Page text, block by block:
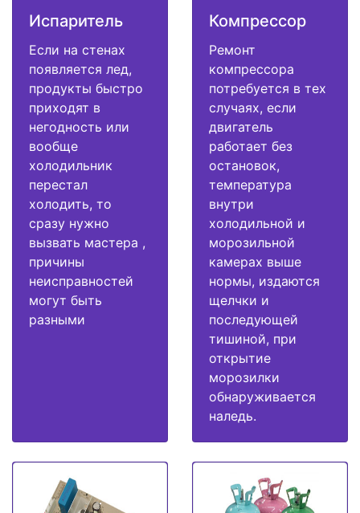
Испаритель
Если на стенах
появляется лед,
продукты быстро
приходят в
негодность или
вообще
холодильник
перестал
холодить, то
сразу нужно
вызвать мастера ,
причины
неисправностей
могут быть
разными
Компрессор
Ремонт
компрессора
потребуется в тех
случаях, если
двигатель
работает без
остановок,
температура
внутри
холодильной и
морозильной
камерах выше
нормы, издаются
щелчки и
последующей
тишиной, при
открытие
морозилки
обнаруживается
наледь.